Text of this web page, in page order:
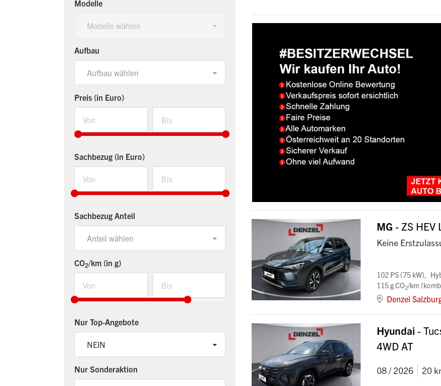
Modelle
Modelle wählen
Aufbau
Aufbau wählen
Preis (in Euro)
Sachbezug (in Euro)
Sachbezug Anteil
Anteil wählen
CO2/km (in g)
Nur Top-Angebote
NEIN
Nur Sonderaktion
MG - ZS HEV
Keine
102 PS (75 kW)
115 g CO2/km
Denzel
Hyundai -
4WD AT
08 / 2026 20